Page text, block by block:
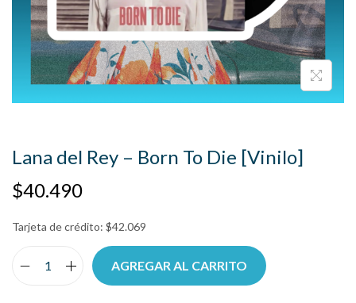
Lana del Rey – Born To Die [Vinilo]
$40.490
Tarjeta de crédito: $42.069
AGREGAR AL CARRITO